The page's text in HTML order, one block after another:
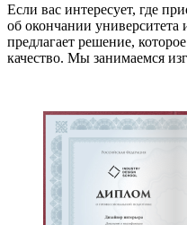
Если вас интересует, где
об окончании
предлагает решение,
качество. Мы занимаемся